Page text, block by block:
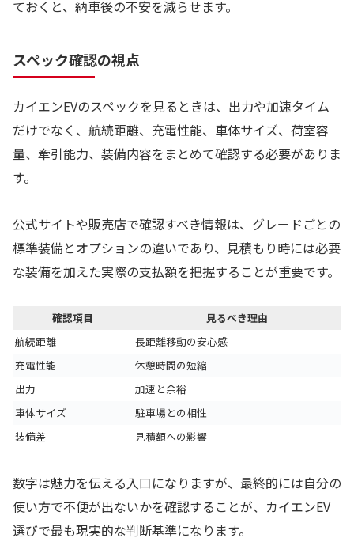
ておくと、納車後の不安を減らせます。
スペック確認の視点
カイエンEVのスペックを見るときは、出力や加速タイム
だけでなく、航続距離、充電性能、車体サイズ、荷室容
量、牽引能力、装備内容をまとめて確認する必要がありま
す。
公式サイトや販売店で確認すべき情報は、グレードごとの
標準装備とオプションの違いであり、見積もり時には必要
な装備を加えた実際の支払額を把握することが重要です。
確認項目
見るべき理由
航続距離
長距離移動の安心感
充電性能
休憩時間の短縮
出力
加速と余裕
車体サイズ
駐車場との相性
装備差
見積額への影響
数字は魅力を伝える入口になりますが、最終的には自分の
使い方で不便が出ないかを確認することが、カイエンEV
選びで最も現実的な判断基準になります。